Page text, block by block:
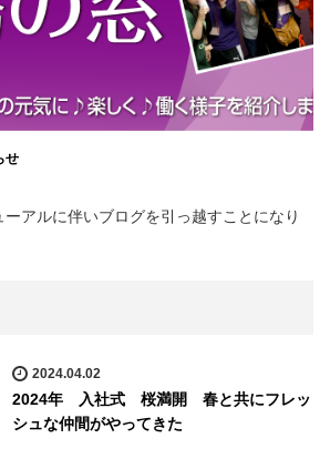
せ
アルに伴いブログを引っ越すことになり
2024.04.02
2024年 入社式 桜満開 春と共にフレッ
シュな仲間がやってきた